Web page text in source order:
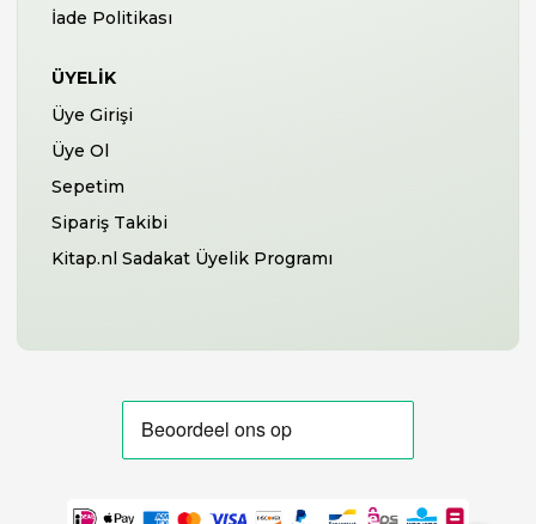
İade Politikası
ÜYELIK
Üye Girişi
Üye Ol
Sepetim
Sipariş Takibi
Kitap.nl Sadakat Üyelik Programı